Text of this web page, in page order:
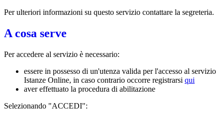
Per ulteriori informazioni su questo servizio contattare la segreteria.
A cosa serve
Per accedere al servizio è necessario:
essere in possesso di un'utenza valida per l'accesso al servizio
Istanze Online, in caso contrario occorre registrarsi qui
aver effettuato la procedura di abilitazione
Selezionando "ACCEDI":